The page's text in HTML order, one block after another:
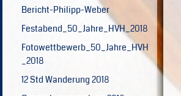
Bericht-Philipp-Weber
Festabend_50_Jahre_HVH_2018
Fotowettbewerb_50_Jahre_HVH
_2018
12 Std Wanderung 2018